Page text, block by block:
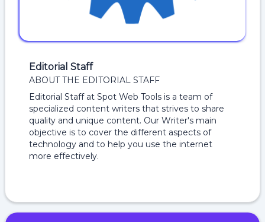
Editorial Staff
ABOUT THE EDITORIAL STAFF
Editorial Staff at Spot Web Tools is a team of
specialized content writers that strives to share
quality and unique content. Our Writer's main
objective is to cover the different aspects of
technology and to help you use the internet
more effectively.